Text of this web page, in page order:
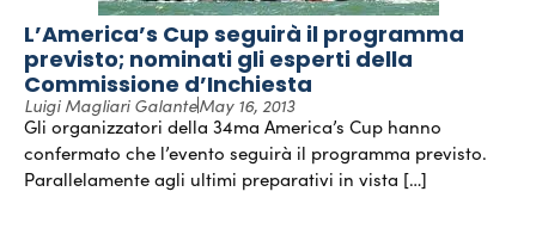
L’America’s Cup seguirà il programma
previsto; nominati gli esperti della
Commissione d’Inchiesta
Luigi Magliari GalanteMay 16, 2013
Gli organizzatori della 34ma America’s Cup hanno
confermato che l’evento seguirà il programma previsto.
Parallelamente agli ultimi preparativi in vista […]